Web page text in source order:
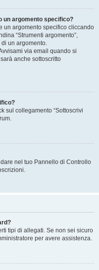
un argomento specifico?
un argomento specifico cliccando
“Strumenti argomento”,
un argomento.
via email quando si
anche sottoscritto
sul collegamento “Sottoscrivi
nel tuo Pannello di Controllo
tipi di allegati. Se non sei sicuro
per avere assistenza.